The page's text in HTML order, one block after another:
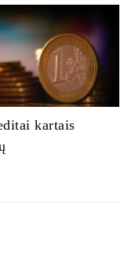
kartais